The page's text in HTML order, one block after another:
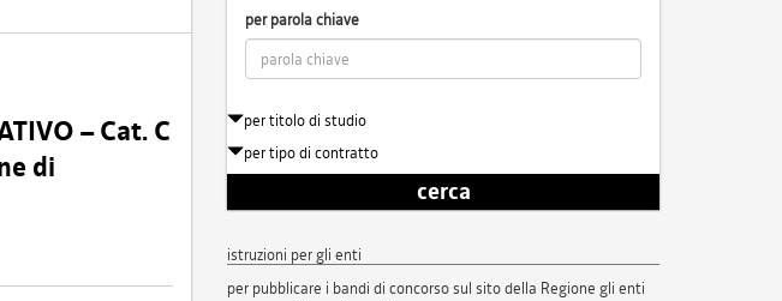
– Cat. C
di
per parola chiave
per titolo di studio
per tipo di contratto
cerca
istruzioni per gli enti
per pubblicare i bandi di concorso sul sito della Regione gli enti